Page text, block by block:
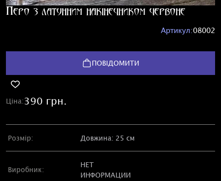
Перо з латунним накінечником червоне
Артикул:08002
ПОВІДОМИТИ
Ціна:390 грн.
Розмір: Довжина: 25 см
Виробник:
НЕТ
ИНФОРМАЦИИ